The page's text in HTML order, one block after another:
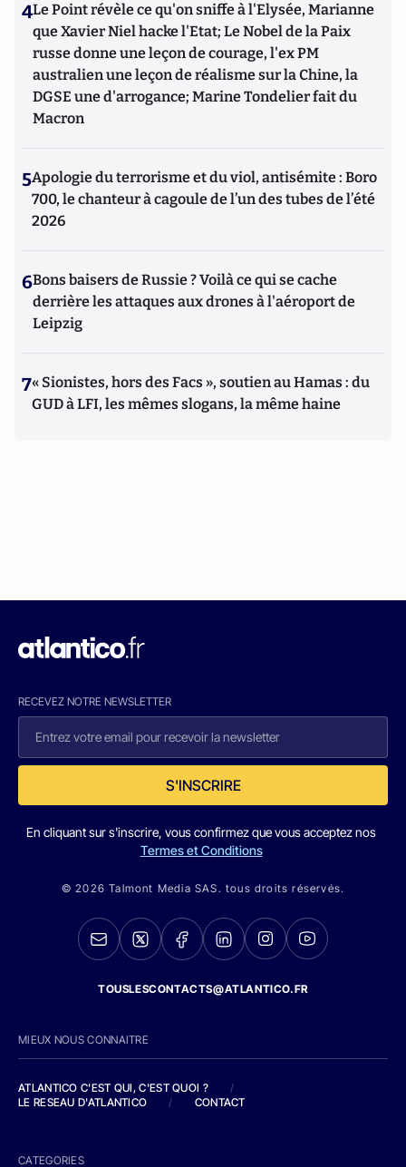
4Le Point révèle ce qu'on sniffe à l'Elysée, Marianne
que Xavier Niel hacke l'Etat; Le Nobel de la Paix
russe donne une leçon de courage, l'ex PM
australien une leçon de réalisme sur la Chine, la
DGSE une d'arrogance; Marine Tondelier fait du
Macron
5Apologie du terrorisme et du viol, antisémite : Boro
700, le chanteur à cagoule de l’un des tubes de l’été
2026
6Bons baisers de Russie ? Voilà ce qui se cache
derrière les attaques aux drones à l'aéroport de
Leipzig
7« Sionistes, hors des Facs », soutien au Hamas : du
GUD à LFI, les mêmes slogans, la même haine
RECEVEZ NOTRE NEWSLETTER
S'INSCRIRE
En cliquant sur s'inscrire, vous confirmez que vous acceptez nos
Termes et Conditions
© 2026 Talmont Media SAS. tous droits réservés.
TOUSLESCONTACTS@ATLANTICO.FR
MIEUX NOUS CONNAITRE
ATLANTICO C'EST QUI, C'EST QUOI ?
/
LE RESEAU D'ATLANTICO
/ CONTACT
CATEGORIES